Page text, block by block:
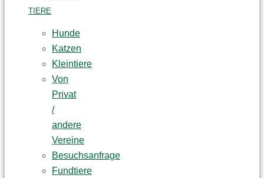
TIERE
Hunde
Katzen
Kleintiere
Von
Privat
/
andere
Vereine
Besuchsanfrage
Fundtiere